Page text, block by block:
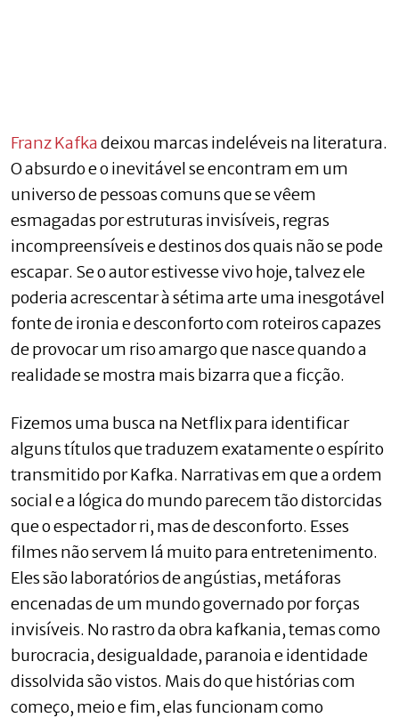
Franz Kafkadeixou marcas indeléveis na literatura.
O absurdo e o inevitável se encontram em um
universo de pessoas comuns que se vêem
esmagadas por estruturas invisíveis, regras
incompreensíveis e destinos dos quais não se pode
escapar. Se o autor estivesse vivo hoje, talvez ele
poderia acrescentar à sétima arte uma inesgotável
fonte de ironia e desconforto com roteiros capazes
de provocar um riso amargo que nasce quando a
realidade se mostra mais bizarra que a ficção.
Fizemos uma busca na Netflix para identificar
alguns títulos que traduzem exatamente o espírito
transmitido por Kafka. Narrativas em que a ordem
social e a lógica do mundo parecem tão distorcidas
que o espectador ri, mas de desconforto. Esses
filmes não servem lá muito para entretenimento.
Eles são laboratórios de angústias, metáforas
encenadas de um mundo governado por forças
invisíveis. No rastro da obra kafkania, temas como
burocracia, desigualdade, paranoia e identidade
dissolvida são vistos. Mais do que histórias com
começo, meio e fim, elas funcionam como